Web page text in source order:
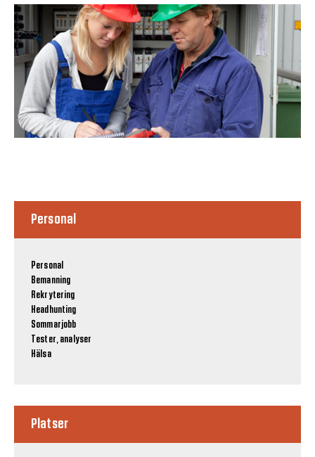
Personal
Personal
Bemanning
Rekrytering
Headhunting
Sommarjobb
Tester, analyser
Hälsa
Platser